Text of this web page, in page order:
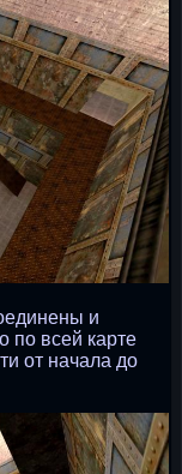
и
по всей карте
от начала до